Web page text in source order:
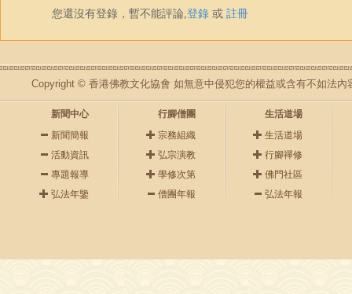
您還沒有登錄，暫不能評論,登錄 或 註冊
Copyright © 香港佛教文化協會 如無意中侵犯您的權益或含有不如法內
新聞中心
新聞簡報
活動資訊
專題報導
弘法年鑒
行腳僧團
宗務組織
弘宗演教
學修次第
僧團年報
生活道場
生活道場
行腳禪修
佛門社區
弘法年報